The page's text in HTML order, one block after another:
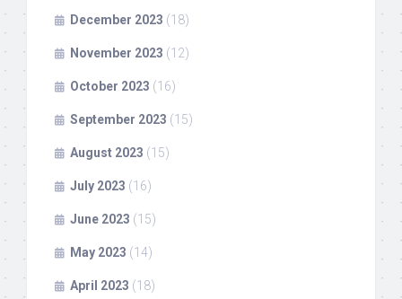
December 2023 (18)
November 2023 (12)
October 2023 (16)
September 2023 (15)
August 2023 (15)
July 2023 (16)
June 2023 (15)
May 2023 (14)
April 2023 (18)